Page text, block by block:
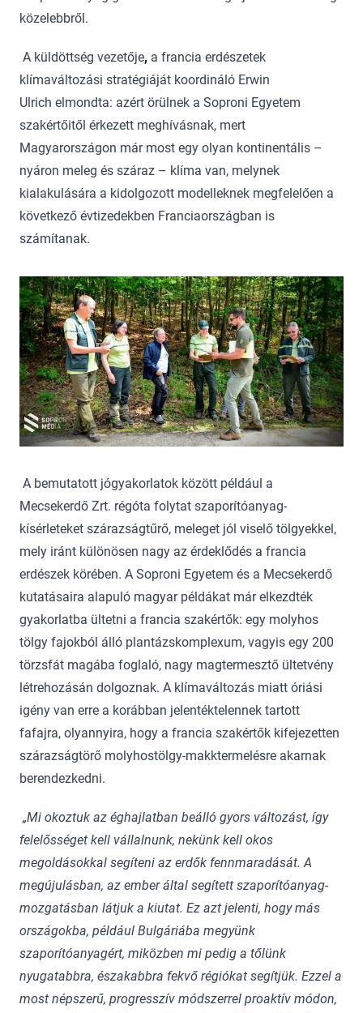
közelebbről.
A küldöttség vezetője, a francia erdészetek
klímaváltozási stratégiáját koordináló Erwin
Ulrich elmondta: azért örülnek a Soproni Egyetem
szakértőitől érkezett meghívásnak, mert
Magyarországon már most egy olyan kontinentális –
nyáron meleg és száraz – klíma van, melynek
kialakulására a kidolgozott modelleknek megfelelően a
következő évtizedekben Franciaországban is
számítanak.
A bemutatott jógyakorlatok között például a
Mecsekerdő Zrt. régóta folytat szaporítóanyag-
kísérleteket szárazságtűrő, meleget jól viselő tölgyekkel,
mely iránt különösen nagy az érdeklődés a francia
erdészek körében. A Soproni Egyetem és a Mecsekerdő
kutatásaira alapuló magyar példákat már elkezdték
gyakorlatba ültetni a francia szakértők: egy molyhos
tölgy fajokból álló plantázskomplexum, vagyis egy 200
törzsfát magába foglaló, nagy magtermesztő ültetvény
létrehozásán dolgoznak. A klímaváltozás miatt óriási
igény van erre a korábban jelentéktelennek tartott
fafajra, olyannyira, hogy a francia szakértők kifejezetten
szárazságtörő molyhostölgy-makktermelésre akarnak
berendezkedni.
„Mi okoztuk az éghajlatban beálló gyors változást, így
felelősséget kell vállalnunk, nekünk kell okos
megoldásokkal segíteni az erdők fennmaradását. A
megújulásban, az ember által segített szaporítóanyag-
mozgatásban látjuk a kiutat. Ez azt jelenti, hogy más
országokba, például Bulgáriába megyünk
szaporítóanyagért, miközben mi pedig a tőlünk
nyugatabbra, északabbra fekvő régiókat segítjük. Ezzel a
most népszerű, progresszív módszerrel proaktív módon,